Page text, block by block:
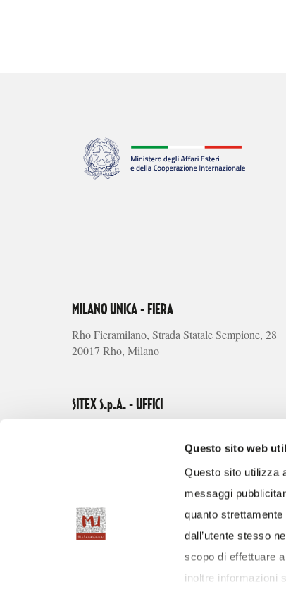
Questo sito web
Questo sito utilizza
messaggi
quanto
dall’utente stesso
scopo di effettuare
inoltre informazioni
MILANO UNICA - FIERA
Rho Fieramilano, Strada Statale Sempione, 28
20017 Rho, Milano
SITEX S.p.A. - UFFICI
Fax +39 02 66111335
info@milanounica.it